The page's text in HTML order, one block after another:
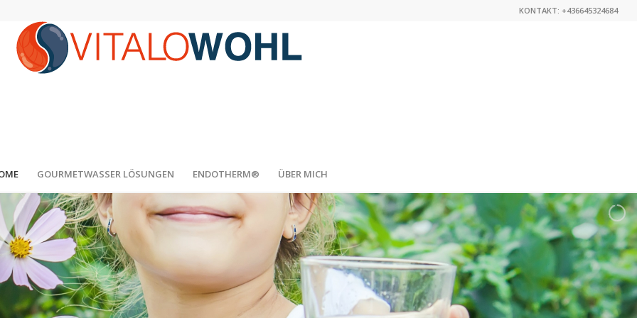
KONTAKT: +436645324684
GOURMETWASSER LÖSUNGEN ENDOTHERM® ÜBER MICH